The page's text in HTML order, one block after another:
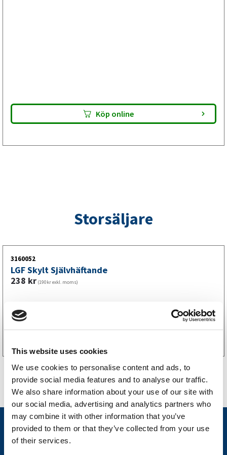
This website uses cookies
We use cookies to personalise content and ads, to
provide social media features and to analyse our traffic.
We also share information about your use of our site with
our social media, advertising and analytics partners who
may combine it with other information that you’ve
provided to them or that they’ve collected from your use
of their services.
Köp online
Storsäljare
3160052
LGF Skylt Självhäftande
238 kr (190kr exkl. moms)
Nyheter
Släpvagnsfabrikat